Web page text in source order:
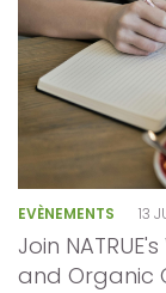
EVÈNEMENTS 13
Join
and Organic